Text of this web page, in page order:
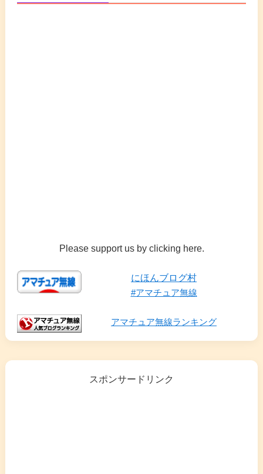
Please support us by clicking here.
にほんブログ村
#アマチュア無線
アマチュア無線ランキング
スポンサードリンク